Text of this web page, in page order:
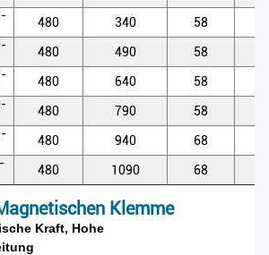
480 340 58
480 490 58
480 640 58
480 790 58
480 940 68
480 1090 68
Klemme
Kraft, Hohe